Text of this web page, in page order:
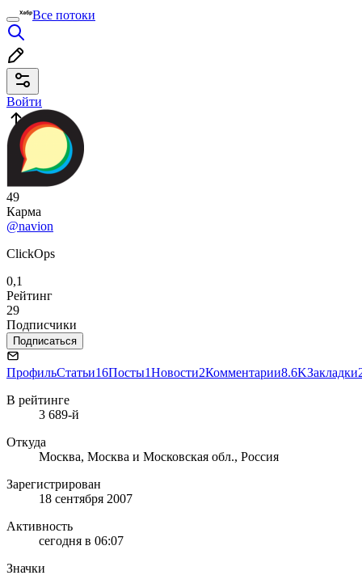
Все потоки
Войти
49
Карма
@navion
ClickOps
0,1
Рейтинг
29
Подписчики
Подписаться
ПрофильСтатьи16Посты1Новости2Комментарии8.6KЗакладки
В рейтинге
3 689-й
Откуда
Москва, Москва и Московская обл., Россия
Зарегистрирован
18 сентября 2007
Активность
сегодня в 06:07
Значки